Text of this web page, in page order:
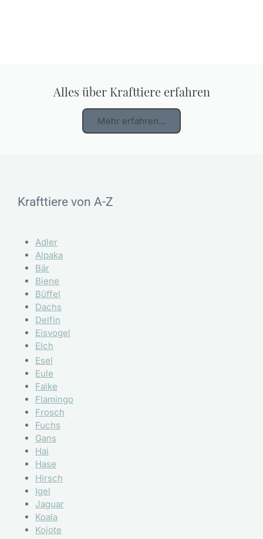
Alles über Krafttiere erfahren
Mehr erfahren...
Krafttiere von A-Z
Adler
Alpaka
Bär
Biene
Büffel
Dachs
Delfin
Eisvogel
Elch
Esel
Eule
Falke
Flamingo
Frosch
Fuchs
Gans
Hai
Hase
Hirsch
Igel
Jaguar
Koala
Kojote